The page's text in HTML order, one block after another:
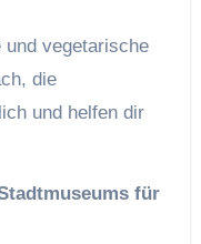
und vegetarische
die
und helfen dir
für